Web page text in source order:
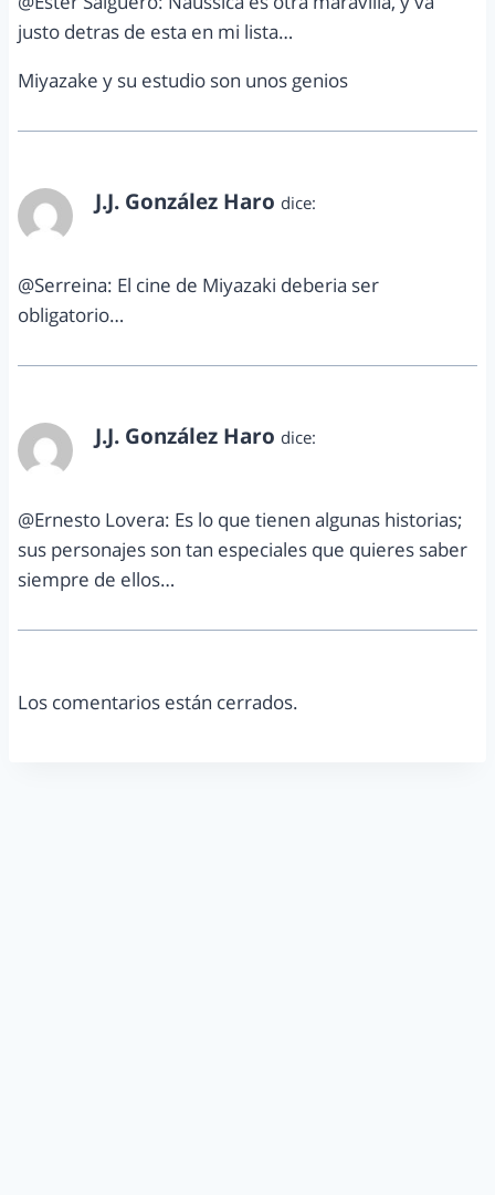
justo detras de esta en mi lista…
Miyazake y su estudio son unos genios
J.J. González Haro dice:
@Serreina: El cine de Miyazaki deberia ser
obligatorio…
J.J. González Haro dice:
@Ernesto Lovera: Es lo que tienen algunas historias;
sus personajes son tan especiales que quieres saber
siempre de ellos…
Los comentarios están cerrados.